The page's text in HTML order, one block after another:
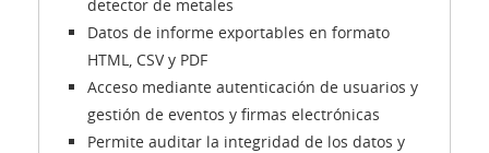
detector de metales
Datos de informe exportables en formato
HTML, CSV y PDF
Acceso mediante autenticación de usuarios y
gestión de eventos y firmas electrónicas
Permite auditar la integridad de los datos y